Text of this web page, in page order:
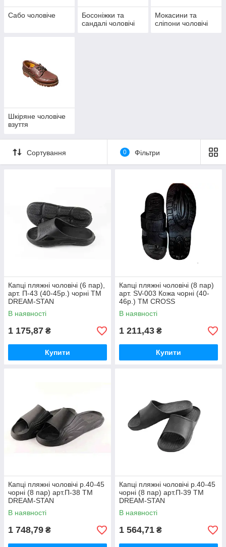
Сабо чоловіче
Босоніжки та
сандалі чоловічі
Мокасини та
сліпони чоловічі
Шкіряне чоловіче
взуття
Сортування 0 Фільтри
Капці пляжні чоловічі (6 пар),
арт. П-43 (40-45р.) чорні ТМ
DREAM-STAN
В наявності
1 175,87 ₴
Купити
Капці пляжні чоловічі (8 пар)
арт. SV-003 Кожа чорні (40-
46р.) ТМ CROSS
В наявності
1 211,43 ₴
Купити
Капці пляжні чоловічі р.40-45
чорні (8 пар) арт.П-38 ТМ
DREAM-STAN
В наявності
1 748,79 ₴
Капці пляжні чоловічі р.40-45
чорні (8 пар) арт.П-39 ТМ
DREAM-STAN
В наявності
1 564,71 ₴